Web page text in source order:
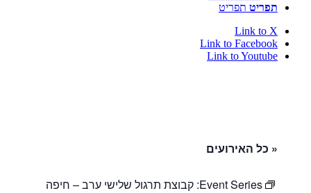
תפריט תפריט
Link to X
Link to Facebook
Link to Youtube
« כל האירועים
Event Series: קבוצת תרגול שלישי ערב – חיפה